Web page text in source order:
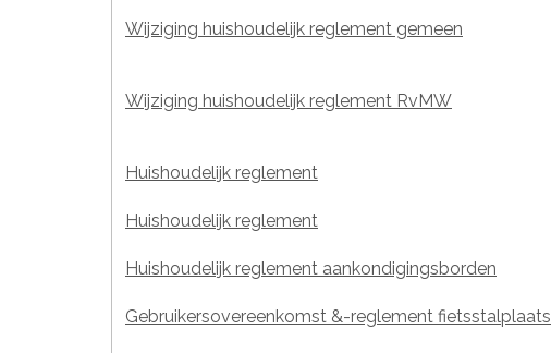
Wijziging huishoudelijk reglement gemeen
Wijziging huishoudelijk reglement RvMW
Huishoudelijk reglement
Huishoudelijk reglement
Huishoudelijk reglement aankondigingsborden
Gebruikersovereenkomst &-reglement fietsstalplaats